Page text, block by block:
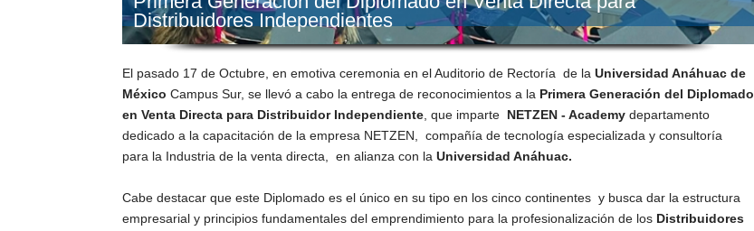
Distribuidores Independientes
El pasado 17 de Octubre, en emotiva ceremonia en el Auditorio de Rectoría de la Universidad Anáhuac de
México Campus Sur, se llevó a cabo la entrega de reconocimientos a la Primera Generación del Diplomado
en Venta Directa para Distribuidor Independiente , que imparte NETZEN - Academy departamento
dedicado a la capacitación de la empresa NETZEN, compañía de tecnología especializada y consultoría
para la Industria de la venta directa, en alianza con la Universidad Anáhuac.
Cabe destacar que este Diplomado es el único en su tipo en los cinco continentes y busca dar la estructura
empresarial y principios fundamentales del emprendimiento para la profesionalización de los Distribuidores